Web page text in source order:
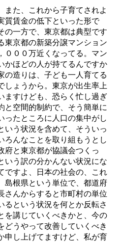
た、これから子育てされよ
質賃金の低下といった形で
の一方で、東京都は典型です
東京都の新築分譲マンション
０００万近くなってる。マン
かほどの人が持てるんですか
の造りは、子ども一人育てる
しょうから。東京が出生率上
ますけども、恐らく忙し過ぎ
と空間的制約で、そう簡単に
ったところに人口の集中がし
いう状況を含めて、そういっ
ろんなことを取り組もうとし
府と東京都が協議会つくっ
いう訳の分かんない状況にな
ですよ、日本の社会の、これ
島根県という単位で、都道府
さんからすると市町村の単位
るという状況を何とか反転さ
を講じていくべきかと、今の
どうやって改善していくべき
申し上げてますけど、私が育